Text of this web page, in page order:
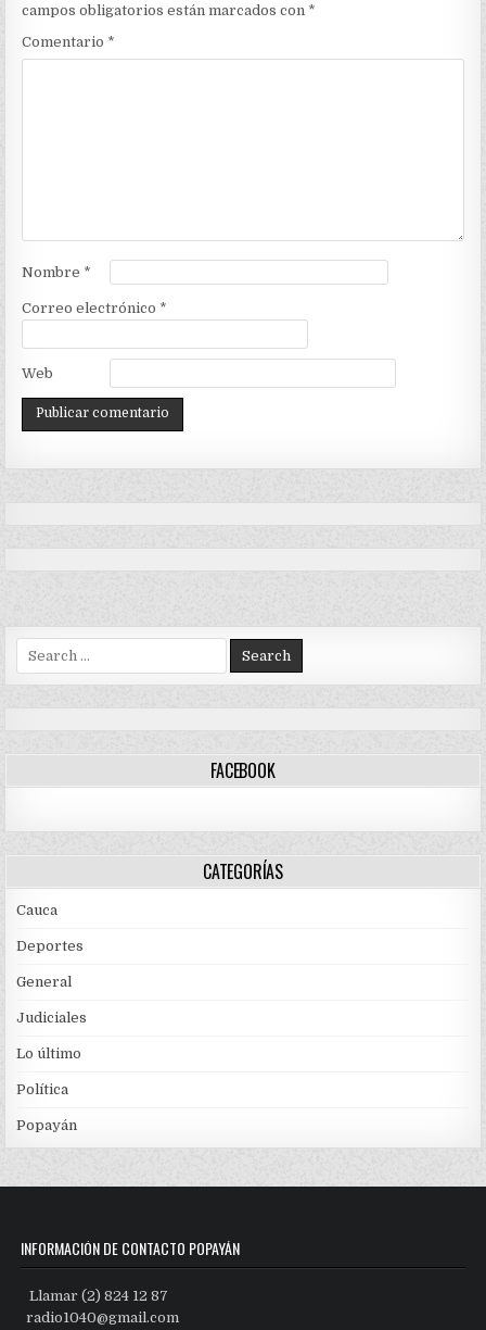
campos obligatorios están marcados con *
Comentario *
Nombre *
Correo electrónico *
Web
Search
for:
FACEBOOK
CATEGORÍAS
Cauca
Deportes
General
Judiciales
Lo último
Política
Popayán
INFORMACIÓN DE CONTACTO POPAYÁN
Llamar (2) 824 12 87
radio1040@gmail.com